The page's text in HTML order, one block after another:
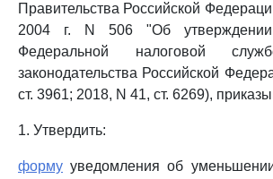
Правительства Российской
2004 г. N 506 "Об
Федеральной налоговой
законодательства Российской
ст. 3961; 2018, N 41, ст. 6269),
1. Утвердить:
форму уведомления об